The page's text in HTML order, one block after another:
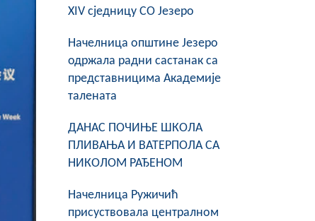
XIV сједницу СО Језеро
Начелница општине Језеро
одржала радни састанак са
представницима Академије
талената
ДАНАС ПОЧИЊЕ ШКОЛА
ПЛИВАЊА И ВАТЕРПОЛА СА
НИКОЛОМ РАЂЕНОМ
Начелница Ружичић
присуствовала централном